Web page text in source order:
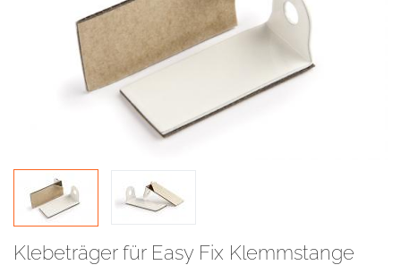
Klebeträger für Easy Fix Klemmstange